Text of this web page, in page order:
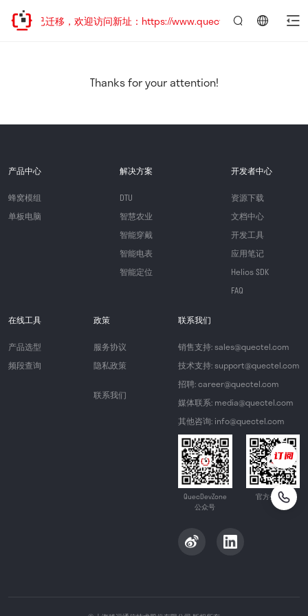
站地址已迁移，欢迎访问新址：https://www.quectel.com.cn
Thanks for your attention!
产品中心
蜂窝模组
单板电脑
解决方案
DTU
智慧农业
智能穿戴
智能电表
智能定位
开发者中心
资源下载
文档中心
开发工具
应用笔记
Helios SDK
FAQ
在线工具
产品选型
频段查询
政策
服务协议
隐私政策
联系我们
联系我们
销售支持: sales@quectel.com
技术支持: support@quectel.com
招聘: career@quectel.com
媒体联系: media@quectel.com
其他咨询: info@quectel.com
QuecDevZone
公众号
官方公众号